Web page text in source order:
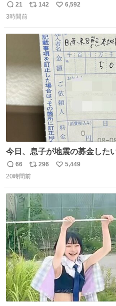
返
信
21
リ
142
い
数
6,592
3時間前
今日、息子が地震の募金した
たいです。おもちゃとか買う
自分で貯めてた2万円を役に
かできたらなぁと思いました。
返
信
66
リ
ポ
ト
数
296
い
5,449
20時間前